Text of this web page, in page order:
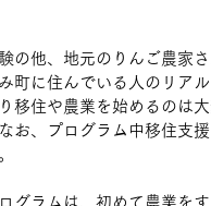
の他、地元のりんご農家
町に住んでいる人のリア
移住や農業を始めるのは
お、プログラム中移住支
グラムは、初めて農業を